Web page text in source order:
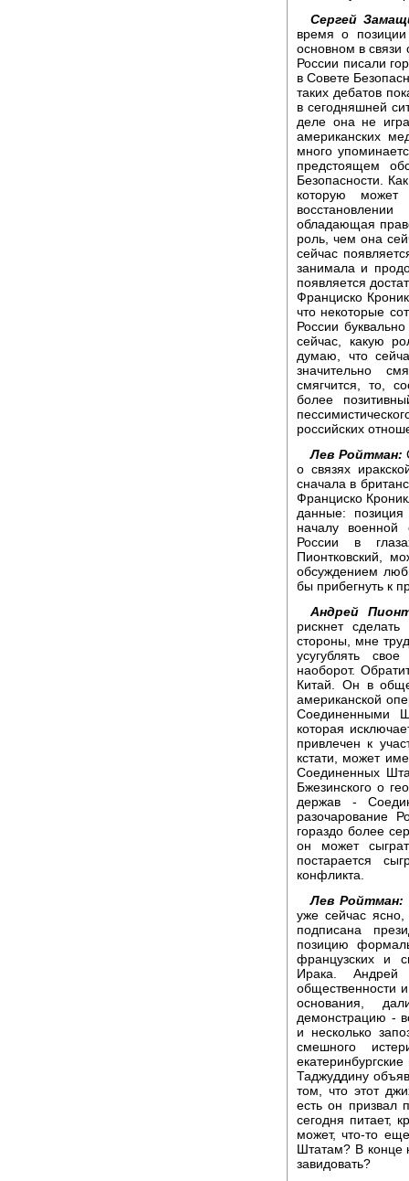
Сергей
время о
основном в связи
России писали
в Совете
таких дебатов
в сегодняшней
деле она не
американских
много
предстоящем
Безопасности.
которую
обладающая
роль, чем она
сейчас
занимала и
появляется
Франциско
что некоторые
России
сейчас, какую
думаю, что
значительно
смягчится, то,
более
российских
Лев Ройтман:
о связях
сначала в
Франциско
данные:
началу военной
России в
Пионтковский,
обсуждением
бы прибегнуть к
Андрей
рискнет
стороны, мне
усугублять
наоборот.
Китай. Он в
американской
Соединенными
которая
привлечен к
кстати, может
Соединенных
Бжезинского о
держав -
разочарование
гораздо более
он может
постарается
конфликта.
Лев Ройтман:
уже сейчас
подписана
позицию
французских и
Ирака. Андрей
общественности
основания,
демонстрацию -
и несколько
смешного
Таджуддину
том, что этот
есть он призвал
сегодня питает,
может, что-то
Штатам? В конце
завидовать?